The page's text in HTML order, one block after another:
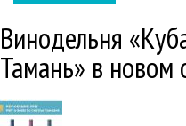
Винодельня
Тамань» в